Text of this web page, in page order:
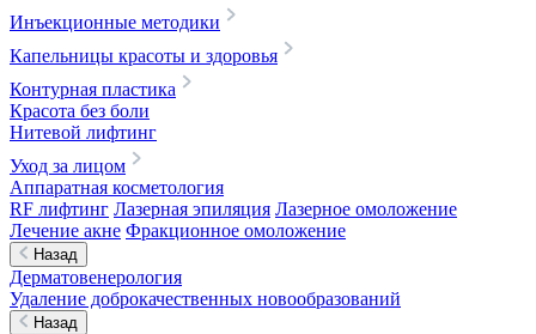
Инъекционные методики
Капельницы красоты и здоровья
Контурная пластика
Красота без боли
Нитевой лифтинг
Уход за лицом
Аппаратная косметология
RF лифтинг Лазерная эпиляция Лазерное омоложение
Лечение акне Фракционное омоложение
Назад
Дерматовенерология
Удаление доброкачественных новообразований
Назад